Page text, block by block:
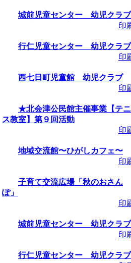
！」 受付期
のこびる塾
期間：～
交流広場「
08/10～2026/
ん交流広場
08/10～
る号乗車体
くり」」 受
城前児童センター 幼児クラブ
印
行仁児童センター 幼児クラブ
印
西七日町児童館 幼児クラブ
印
★北会津公民館主催事業【テニ
ス教室】第９回活動
印
地域交流館〜ひがしカフェ〜
印
子育て交流広場「秋のおさん
ぽ」
印
城前児童センター 幼児クラブ
印
行仁児童センター 幼児クラブ